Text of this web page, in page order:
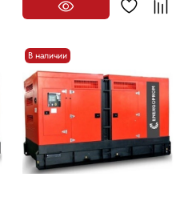
В наличии